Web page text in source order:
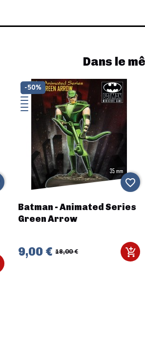
Dans le
Batman - Animated Series
Green Arrow
9,00 € 18,00 €
-50%
favorite_border